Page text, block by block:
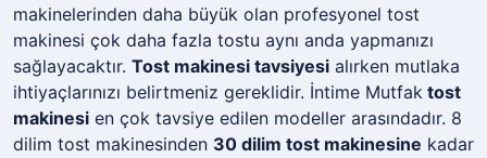
makinelerinden daha büyük olan profesyonel tost
makinesi çok daha fazla tostu aynı anda yapmanızı
sağlayacaktır. Tost makinesi tavsiyesi alırken mutlaka
ihtiyaçlarınızı belirtmeniz gereklidir. İntime Mutfak tost
makinesi en çok tavsiye edilen modeller arasındadır. 8
dilim tost makinesinden 30 dilim tost makinesine kadar